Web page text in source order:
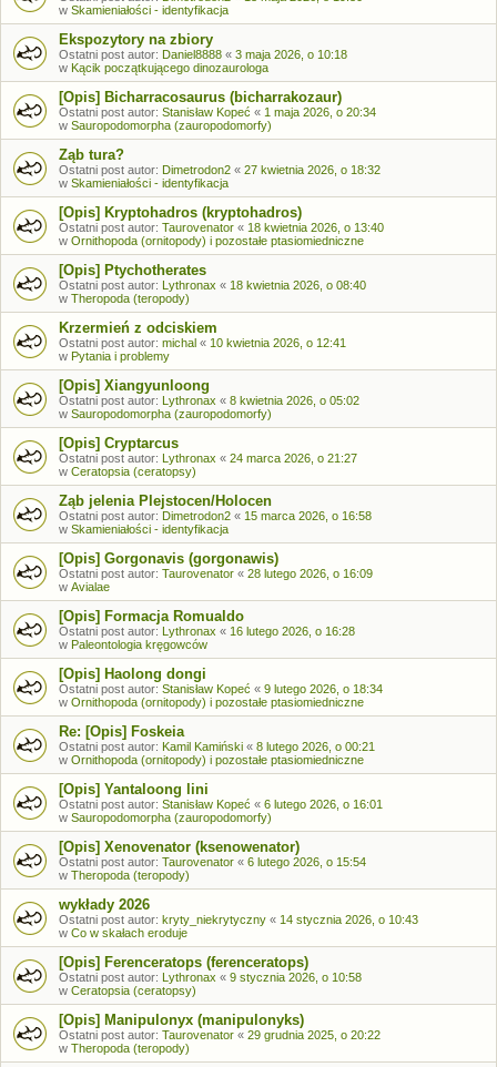
w Skamieniałości - identyfikacja
Ekspozytory na zbiory
Ostatni post autor: Daniel8888 « 3 maja 2026, o 10:18
w Kącik początkującego dinozaurologa
[Opis] Bicharracosaurus (bicharrakozaur)
Ostatni post autor: Stanisław Kopeć « 1 maja 2026, o 20:34
w Sauropodomorpha (zauropodomorfy)
Ząb tura?
Ostatni post autor: Dimetrodon2 « 27 kwietnia 2026, o 18:32
w Skamieniałości - identyfikacja
[Opis] Kryptohadros (kryptohadros)
Ostatni post autor: Taurovenator « 18 kwietnia 2026, o 13:40
w Ornithopoda (ornitopody) i pozostałe ptasiomiedniczne
[Opis] Ptychotherates
Ostatni post autor: Lythronax « 18 kwietnia 2026, o 08:40
w Theropoda (teropody)
Krzermień z odciskiem
Ostatni post autor: michal « 10 kwietnia 2026, o 12:41
w Pytania i problemy
[Opis] Xiangyunloong
Ostatni post autor: Lythronax « 8 kwietnia 2026, o 05:02
w Sauropodomorpha (zauropodomorfy)
[Opis] Cryptarcus
Ostatni post autor: Lythronax « 24 marca 2026, o 21:27
w Ceratopsia (ceratopsy)
Ząb jelenia Plejstocen/Holocen
Ostatni post autor: Dimetrodon2 « 15 marca 2026, o 16:58
w Skamieniałości - identyfikacja
[Opis] Gorgonavis (gorgonawis)
Ostatni post autor: Taurovenator « 28 lutego 2026, o 16:09
w Avialae
[Opis] Formacja Romualdo
Ostatni post autor: Lythronax « 16 lutego 2026, o 16:28
w Paleontologia kręgowców
[Opis] Haolong dongi
Ostatni post autor: Stanisław Kopeć « 9 lutego 2026, o 18:34
w Ornithopoda (ornitopody) i pozostałe ptasiomiedniczne
Re: [Opis] Foskeia
Ostatni post autor: Kamil Kamiński « 8 lutego 2026, o 00:21
w Ornithopoda (ornitopody) i pozostałe ptasiomiedniczne
[Opis] Yantaloong lini
Ostatni post autor: Stanisław Kopeć « 6 lutego 2026, o 16:01
w Sauropodomorpha (zauropodomorfy)
[Opis] Xenovenator (ksenowenator)
Ostatni post autor: Taurovenator « 6 lutego 2026, o 15:54
w Theropoda (teropody)
wykłady 2026
Ostatni post autor: kryty_niekrytyczny « 14 stycznia 2026, o 10:43
w Co w skałach eroduje
[Opis] Ferenceratops (ferenceratops)
Ostatni post autor: Lythronax « 9 stycznia 2026, o 10:58
w Ceratopsia (ceratopsy)
[Opis] Manipulonyx (manipulonyks)
Ostatni post autor: Taurovenator « 29 grudnia 2025, o 20:22
w Theropoda (teropody)